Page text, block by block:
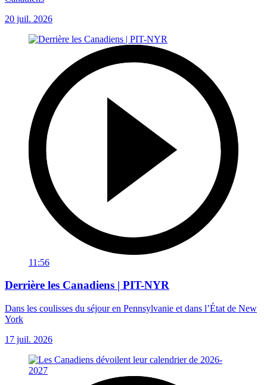
20 juil. 2026
11:56
Derrière les Canadiens | PIT-NYR
Dans les coulisses du séjour en Pennsylvanie et dans l’État de New
York
17 juil. 2026